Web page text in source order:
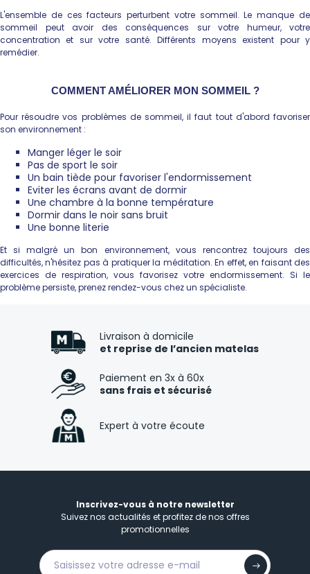
L'ensemble de ces facteurs perturbent votre sommeil. Le manque de
sommeil peut avoir des conséquences sur votre humeur, votre
concentration et sur votre santé. Différents moyens existent pour y
remédier.
COMMENT AMÉLIORER MON SOMMEIL ?
Pour résoudre vos problèmes de sommeil, il faut tout d'abord favoriser
son environnement :
Manger léger le soir
Pas de sport le soir
Un bain tiède pour favoriser l'endormissement
Eviter les écrans avant de dormir
Une chambre à la bonne température
Dormir dans le noir sans bruit
Une bonne literie
Et si malgré un bon environnement, vous rencontrez toujours des
difficultés, n'hésitez pas à pratiquer la méditation. En effet, en faisant des
exercices de respiration, vous favorisez votre endormissement. Si le
problème persiste, prenez rendez-vous chez un spécialiste.
Livraison à domicile
et reprise de l’ancien matelas
Paiement en 3x à 60x
sans frais et sécurisé
Expert à votre écoute
Inscrivez-vous à notre newsletter
Suivez nos actualités et profitez de nos offres
promotionnelles